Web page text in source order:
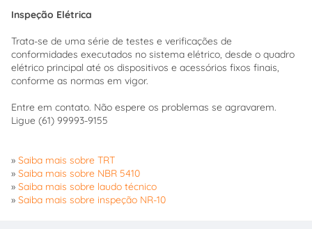
Inspeção Elétrica
Trata-se de uma série de testes e verificações de
conformidades executados no sistema elétrico, desde o quadro
elétrico principal até os dispositivos e acessórios fixos finais,
conforme as normas em vigor.
Entre em contato. Não espere os problemas se agravarem.
Ligue (61) 99993-9155
» Saiba mais sobre TRT
» Saiba mais sobre NBR 5410
» Saiba mais sobre laudo técnico
» Saiba mais sobre inspeção NR-10